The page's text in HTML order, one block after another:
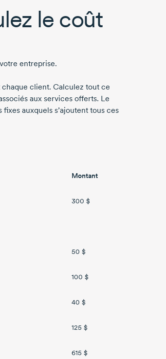
le coût
entreprise.
client. Calculez tout ce
aux services offerts. Le
auxquels s’ajoutent tous ces
Montant
300 $
50 $
100 $
40 $
125 $
615 $